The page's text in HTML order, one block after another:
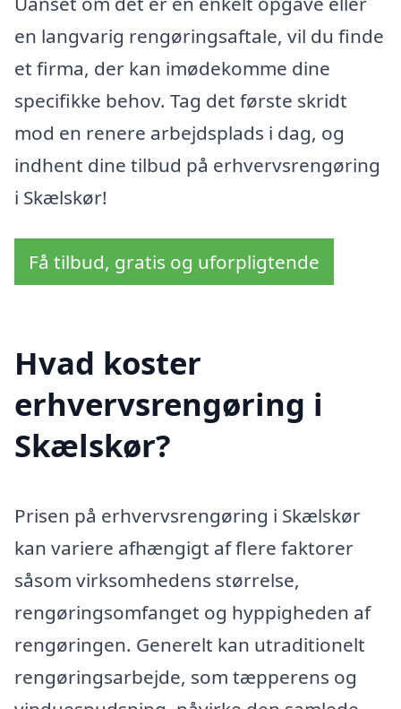
en langvarig rengøringsaftale, vil du finde
et firma, der kan imødekomme dine
specifikke behov. Tag det første skridt
mod en renere arbejdsplads i dag, og
indhent dine tilbud på erhvervsrengøring
i Skælskør!
Få tilbud, gratis og uforpligtende
Hvad koster
erhvervsrengøring i
Skælskør?
Prisen på erhvervsrengøring i Skælskør
kan variere afhængigt af flere faktorer
såsom virksomhedens størrelse,
rengøringsomfanget og hyppigheden af
rengøringen. Generelt kan utraditionelt
rengøringsarbejde, som tæpperens og